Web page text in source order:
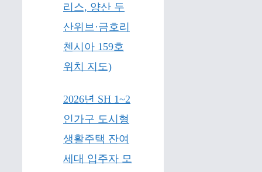
리스, 양산 두
산위브·금호리
첸시아 159호
위치 지도)
2026년 SH 1~2
인가구 도시형
생활주택 잔여
세대 입주자 모